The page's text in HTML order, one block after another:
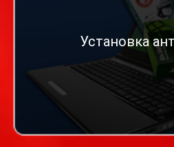
Установка